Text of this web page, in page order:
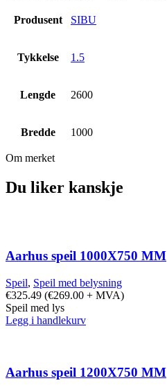
Produsent SIBU
Tykkelse 1.5
Lengde 2600
Bredde 1000
Om merket
Du liker kanskje
Aarhus speil 1000X750 MM
Speil, Speil med belysning
€325.49 (€269.00 + MVA)
Speil med lys
Legg i handlekurv
Aarhus speil 1200X750 MM